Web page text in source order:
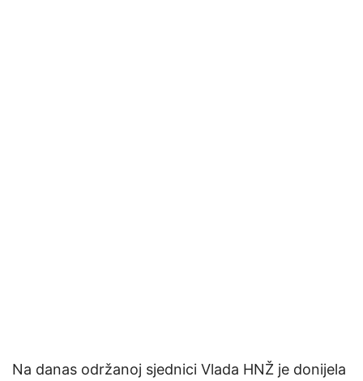
Na danas održanoj sjednici Vlada HNŽ je donijela